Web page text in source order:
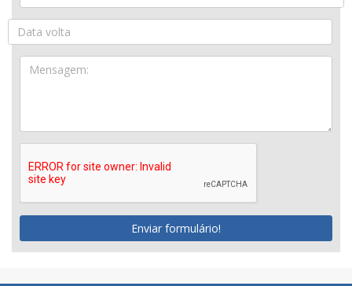
Enviar formulário!